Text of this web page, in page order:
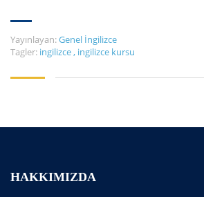
Yayınlayan:Genel İngilizce
Tagler: ingilizce, ingilizce kursu
HAKKIMIZDA